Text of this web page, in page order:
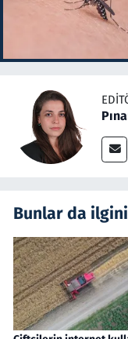
Bunlar da